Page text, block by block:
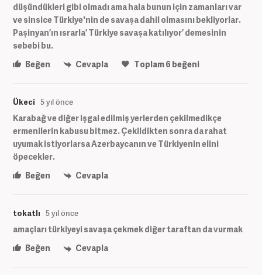
düşündükleri gibi olmadı ama hala bunun için zamanları var
ve sinsice Türkiye'nin de savaşa dahil olmasını bekliyorlar.
Paşinyan’ın ısrarla’ Türkiye savaşa katılıyor’ demesinin
sebebi bu.
Beğen
Cevapla Toplam6 beğeni
Ükeci 5 yıl önce
Karabağ ve diğer işgal edilmiş yerlerden çekilmedikçe
ermenilerin kabusu bitmez. Çekildikten sonra da rahat
uyumak istiyorlarsa Azerbaycanın ve Türkiyenin elini
öpecekler.
Beğen
Cevapla
tokatlı 5 yıl önce
amaçları türkiyeyi savaşa çekmek diğer taraftan da vurmak
Beğen
Cevapla